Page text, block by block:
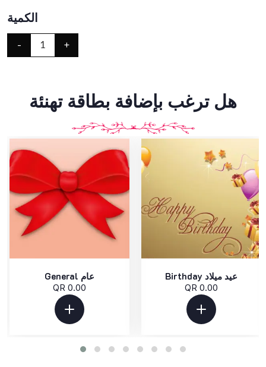
الكمية
- 1 +
هل ترغب بإضافة بطاقة تهنئة
General عام
QR 0.00
Birthday عيد ميلاد
QR 0.00